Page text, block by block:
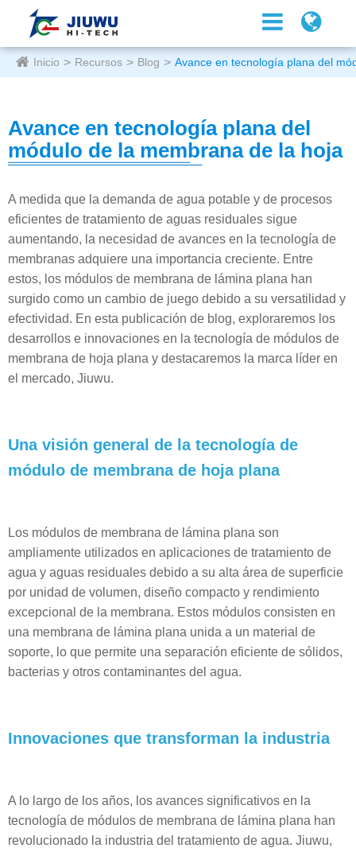
Inicio Recursos Blog Avance en tecnología plana del
Avance en tecnología plana del
módulo de la membrana de la hoja
A medida que la demanda de agua potable y de procesos
eficientes de tratamiento de aguas residuales sigue
aumentando, la necesidad de avances en la tecnología de
membranas adquiere una importancia creciente. Entre
estos, los módulos de membrana de lámina plana han
surgido como un cambio de juego debido a su versatilidad y
efectividad. En esta publicación de blog, exploraremos los
desarrollos e innovaciones en la tecnología de módulos de
membrana de hoja plana y destacaremos la marca líder en
el mercado, Jiuwu.
Una visión general de la tecnología de
módulo de membrana de hoja plana
Los módulos de membrana de lámina plana son
ampliamente utilizados en aplicaciones de tratamiento de
agua y aguas residuales debido a su alta área de superficie
por unidad de volumen, diseño compacto y rendimiento
excepcional de la membrana. Estos módulos consisten en
una membrana de lámina plana unida a un material de
soporte, lo que permite una separación eficiente de sólidos,
bacterias y otros contaminantes del agua.
Innovaciones que transforman la industria
A lo largo de los años, los avances significativos en la
tecnología de módulos de membrana de lámina plana han
revolucionado la industria del tratamiento de agua. Jiuwu,